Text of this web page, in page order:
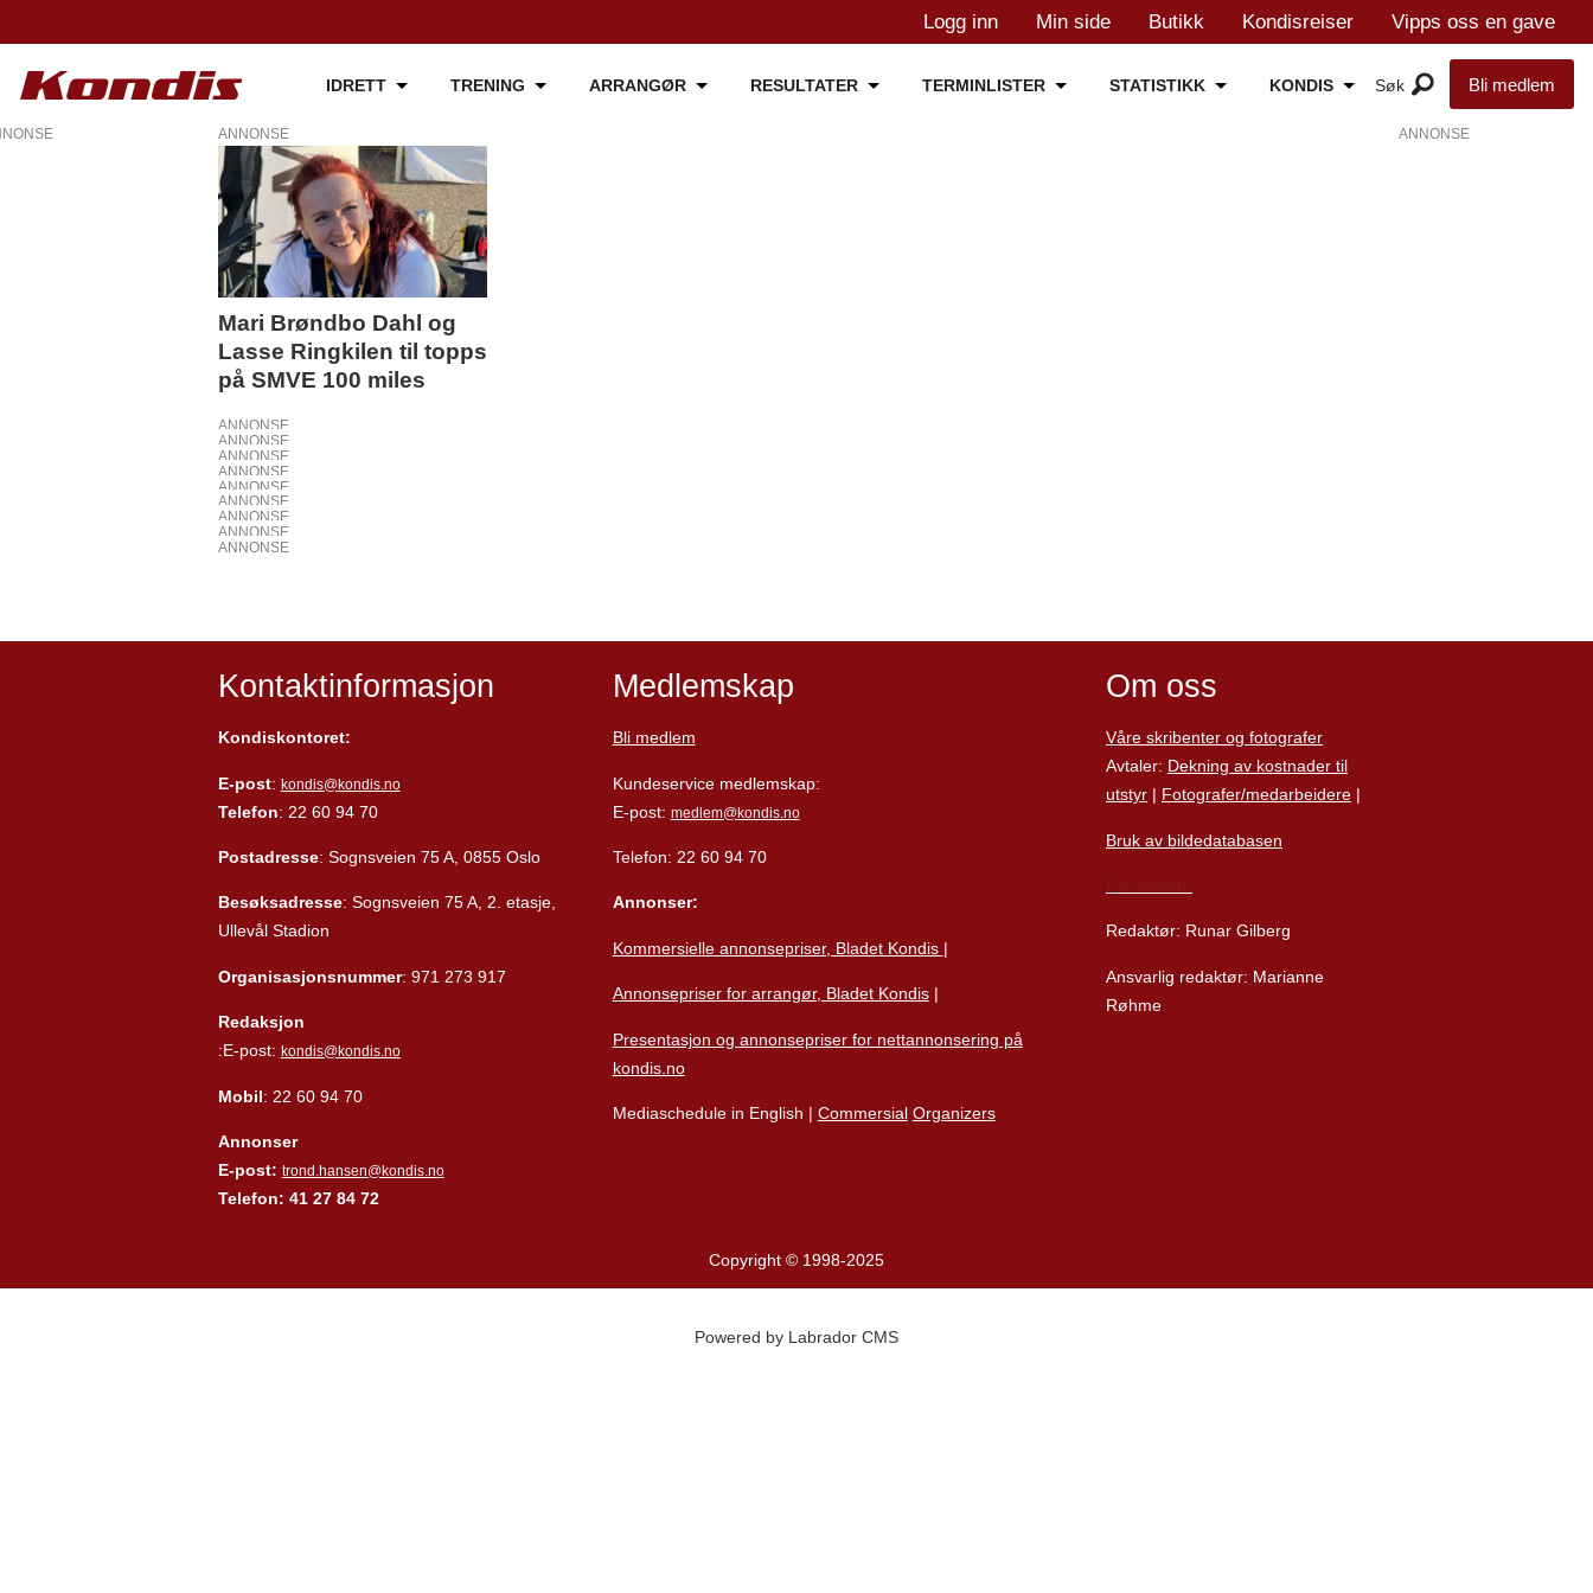
Logg inn Min side Butikk Kondisreiser Vipps oss en gave
IDRETT TRENING ARRANGØR RESULTATER TERMINLISTER STATISTIKK KONDIS Bli medlem
ANNONSE
Mari Brøndbo Dahl og
Lasse Ringkilen til topps
på SMVE 100 miles
ANNONSE
ANNONSE
ANNONSE
ANNONSE
ANNONSE
ANNONSE
ANNONSE
ANNONSE
ANNONSE
ANNONSE
Kontaktinformasjon
Kondiskontoret:
E-post: kondis@kondis.no
Telefon: 22 60 94 70
Postadresse: Sognsveien 75 A, 0855 Oslo
Besøksadresse: Sognsveien 75 A, 2. etasje,
Ullevål Stadion
Organisasjonsnummer: 971 273 917
Redaksjon
:E-post: kondis@kondis.no
Mobil: 22 60 94 70
Annonser
E-post: trond.hansen@kondis.no
Telefon: 41 27 84 72
Medlemskap
Bli medlem
Kundeservice medlemskap:
E-post: medlem@kondis.no
Telefon: 22 60 94 70
Annonser:
Kommersielle annonsepriser, Bladet Kondis |
Annonsepriser for arrangør, Bladet Kondis|
Presentasjon og annonsepriser for nettannonsering på
kondis.no
Mediaschedule in English | Commersial Organizers
Om oss
Våre skribenter og fotografer
Avtaler: Dekning av kostnader til
utstyr| Fotografer/medarbeidere|
Bruk av bildedatabasen
Redaktør: Runar Gilberg
Ansvarlig redaktør: Marianne
Røhme
Copyright © 1998-2025
Powered by Labrador CMS